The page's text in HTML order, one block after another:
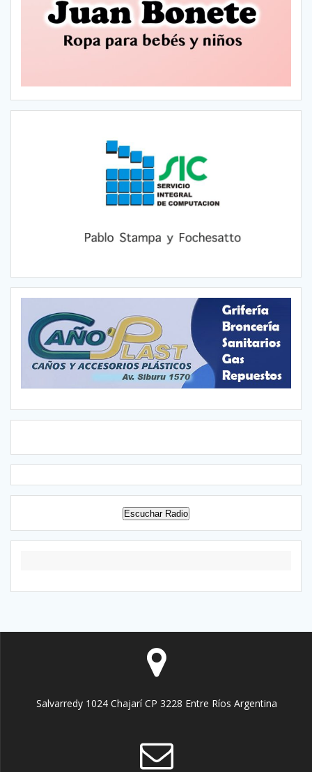
Escuchar Radio
Salvarredy 1024 Chajarí CP 3228 Entre Ríos Argentina